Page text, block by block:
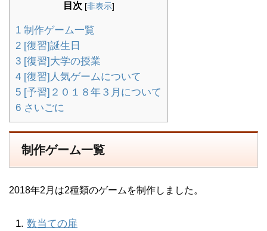
目次 [非表示]
1 制作ゲーム一覧
2 [復習]誕生日
3 [復習]大学の授業
4 [復習]人気ゲームについて
5 [予習]２０１８年３月について
6 さいごに
制作ゲーム一覧
2018年2月は2種類のゲームを制作しました。
数当ての扉